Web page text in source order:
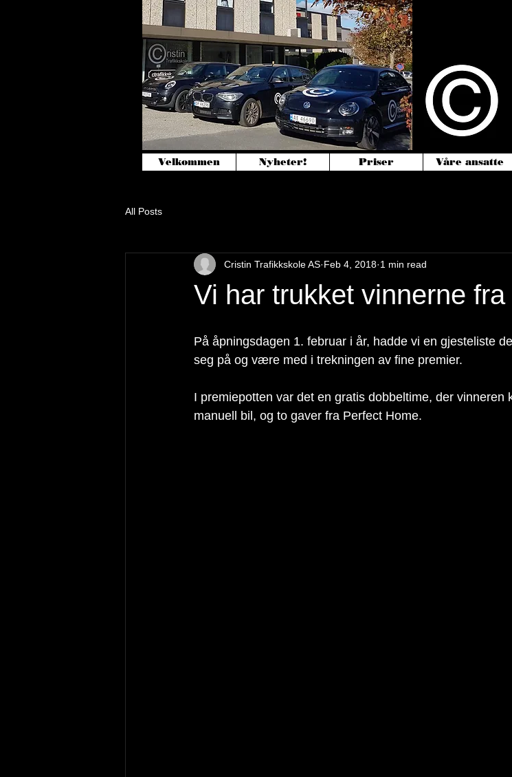
Velkommen Nyheter! Priser Våre ansatte
All Posts
Vi har trukket vinnerne
Cristin Trafikkskole AS Feb 4, 2018 1 min read
På åpningsdagen 1. februar i år, hadde vi en gjesteliste
seg på og være med i trekningen av fine premier.
I premiepotten var det en gratis dobbeltime, der vinneren
manuell bil, og to gaver fra Perfect Home.